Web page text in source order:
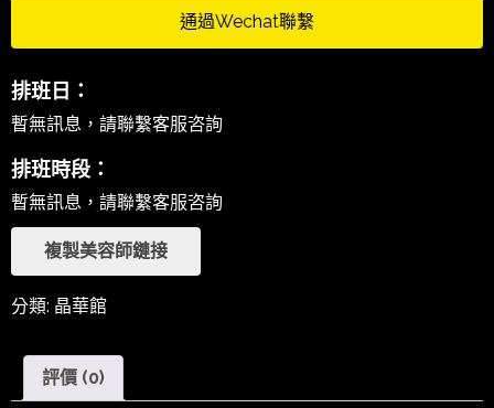
通過Wechat聯繫
排班日：
暫無訊息，請聯繫客服咨詢
排班時段：
暫無訊息，請聯繫客服咨詢
複製美容師鏈接
分類: 晶華館
評價 (0)